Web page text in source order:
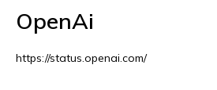
OpenAi
https://status.openai.com/